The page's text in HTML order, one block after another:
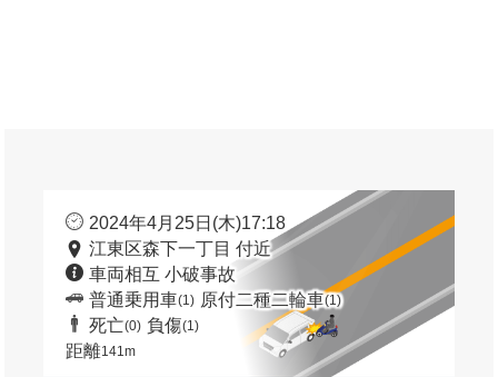
2024年4月25日(木)17:18
江東区森下一丁目 付近
車両相互 小破事故
普通乗用車(1) 原付二種二輪車(1)
死亡(0) 負傷(1)
距離141m